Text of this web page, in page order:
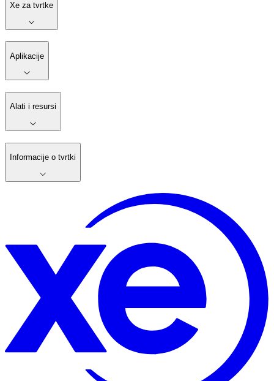
Xe za tvrtke
Aplikacije
Alati i resursi
Informacije o tvrtki